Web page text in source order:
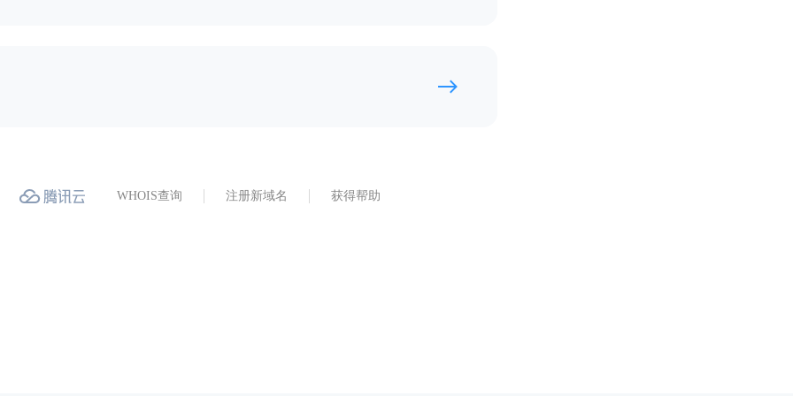
WHOIS查询 注册新域名 获得帮助